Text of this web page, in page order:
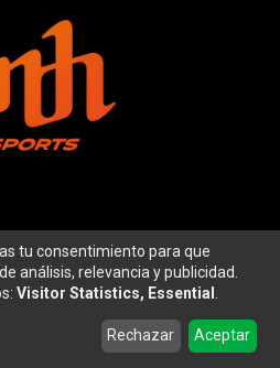
Wishlist Account
Mazawi
SIDI
tu consentimiento para que
análisis, relevancia y publicidad.
Visitor Statistics, Essential
Rechazar Aceptar